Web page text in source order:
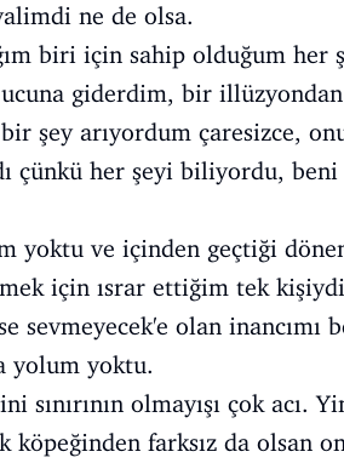
ne de olsa.
biri için sahip olduğum her
giderdim, bir
şey arıyordum çaresizce,
çünkü her şeyi biliyordu,
yoktu ve içinden geçtiği
için ısrar ettiğim tek
sevmeyecek'e olan inancımı
yolum yoktu.
olmayışı çok acı.
köpeğinden farksız da olsan